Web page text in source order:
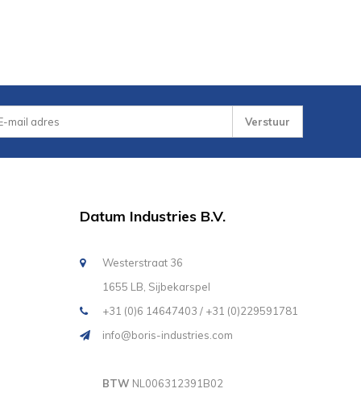
Verstuur
Datum Industries B.V.
Westerstraat 36
1655 LB, Sijbekarspel
+31 (0)6 14647403 / +31 (0)229591781
info@boris-industries.com
BTW NL006312391B02